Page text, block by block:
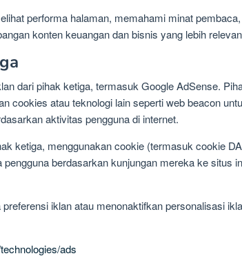
performa halaman, memahami minat
konten keuangan dan bisnis yang lebih
dari pihak ketiga, termasuk Google AdSense.
cookies atau teknologi lain seperti web beacon
aktivitas pengguna di internet.
ketiga, menggunakan cookie (termasuk cookie
berdasarkan kunjungan mereka ke situs
iklan atau menonaktifkan personalisasi
ads